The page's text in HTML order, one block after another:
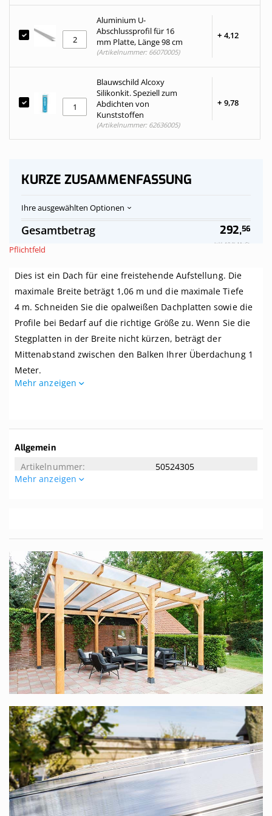
Aluminium U-
Abschlussprofil für 16
mm Platte, Länge 98 cm
+ 4,12
(Artikelnummer: 66070005)
Blauwschild Alcoxy
Silikonkit. Speziell zum
Abdichten von
Kunststoffen
+ 9,78
(Artikelnummer: 62636005)
Pflichtfeld
KURZE ZUSAMMENFASSUNG
Ihre ausgewählten Optionen
Polycarbonat-
Stegplatten
Dach
opalweiß
freistehend,
Breite
1,06
m
Tiefe
bis
4
m.
Profile
Auf
Vorrat
Gesamtbetrag 292,56
Inkl. 19 % MwSt.
Dies ist ein Dach für eine freistehende Aufstellung. Die
maximale Breite beträgt 1,06 m und die maximale Tiefe
4 m. Schneiden Sie die opalweißen Dachplatten sowie die
Profile bei Bedarf auf die richtige Größe zu. Wenn Sie die
Stegplatten in der Breite nicht kürzen, beträgt der
Mittenabstand zwischen den Balken Ihrer Überdachung 1
Meter.
Dieses Dach wird komplett mit allem benötigten Zubehör
empfohlene Dachversatz beträgt 8 Grad. Tipp! Die Breite
der mitgelieferten Aluminium-Oberprofile beträgt 65 mm.
Wenn Ihre Balken eine Breite von mindestens 65 mm
Übersicht über alleFreistehde Komplettdächer(also ohne
Unterkonstruktion) und hier unsere kompletten
Terrassenüberdachungen aus Douglasienholz.
Polycarbonat-Komplettdach in vielen
verschiedenen Maßen
Dieses Komplettdach bieten wir in vielen verschiedenen
Maßen an. Die Standardbreite reicht von 1,06 m bis
12,06 m (dank unseres modularen Systems ist die Breite
stufenlos), die Tiefe ist in 6 Größen verfügbar: 2,5 m, 3 m,
3,5 m, 4 m, 4,5 m und 5 m. In jedem Fall haben Sie die
Wahl zwischen transparenten oder opalweißen Platten.
Bedenken Sie, dass Sie, wenn Sie mit mehreren Personen
an einem Tisch sitzen möchten, eine Tiefe von mindestens
3,5 m wählen sollten.
Transparente oder opalweiße Polycarbonat-
Stegplatten?
Wir haben einen ganz einfachen Ratschlag für Sie. Wenn
Mehr anzeigen
Weitere
Informationen
Allgemein
50524305
4
Mehr anzeigen